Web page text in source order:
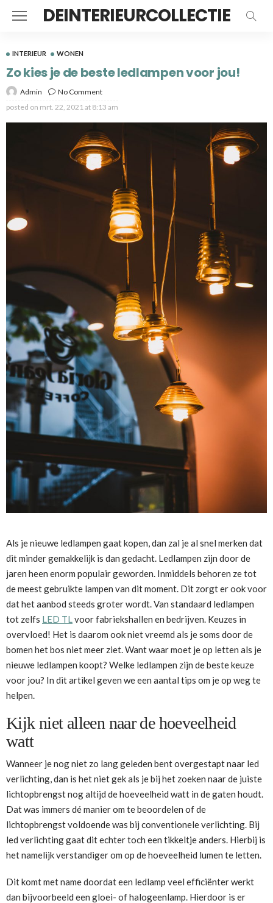
DEINTERIEURCOLLECTIE
INTERIEUR WONEN
Zo kies je de beste ledlampen voor jou!
Admin
No Comment
posted on mrt. 22, 2021 at 8:13 am
Als je nieuwe ledlampen gaat kopen, dan zal je al snel merken dat
dit minder gemakkelijk is dan gedacht. Ledlampen zijn door de
jaren heen enorm populair geworden. Inmiddels behoren ze tot
de meest gebruikte lampen van dit moment. Dit zorgt er ook voor
dat het aanbod steeds groter wordt. Van standaard ledlampen
tot zelfs LED TLvoor fabriekshallen en bedrijven. Keuzes in
overvloed! Het is daarom ook niet vreemd als je soms door de
bomen het bos niet meer ziet. Want waar moet je op letten als je
nieuwe ledlampen koopt? Welke ledlampen zijn de beste keuze
voor jou? In dit artikel geven we een aantal tips om je op weg te
helpen.
Kijk niet alleen naar de hoeveelheid
watt
Wanneer je nog niet zo lang geleden bent overgestapt naar led
verlichting, dan is het niet gek als je bij het zoeken naar de juiste
lichtopbrengst nog altijd de hoeveelheid watt in de gaten houdt.
Dat was immers dé manier om te beoordelen of de
lichtopbrengst voldoende was bij conventionele verlichting. Bij
led verlichting gaat dit echter toch een tikkeltje anders. Hierbij is
het namelijk verstandiger om op de hoeveelheid lumen te letten.
Dit komt met name doordat een ledlamp veel efficiënter werkt
dan bijvoorbeeld een gloei- of halogeenlamp. Hierdoor is er